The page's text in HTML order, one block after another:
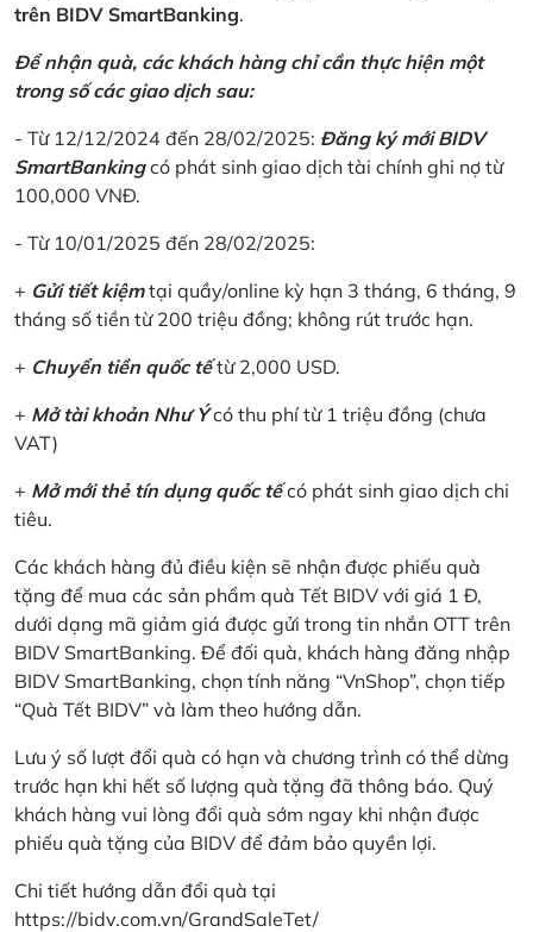
trên BIDV SmartBanking.
Để nhận quà, các khách hàng chỉ cần thực hiện một
trong số các giao dịch sau:
- Từ 12/12/2024 đến 28/02/2025: Đăng ký mới BIDV
SmartBankingcó phát sinh giao dịch tài chính ghi nợ từ
100,000 VNĐ.
- Từ 10/01/2025 đến 28/02/2025:
+ Gửi tiết kiệmtại quầy/online kỳ hạn 3 tháng, 6 tháng, 9
tháng số tiền từ 200 triệu đồng; không rút trước hạn.
+ Chuyển tiền quốc tếtừ 2,000 USD.
+ Mở tài khoản Như Ýcó thu phí từ 1 triệu đồng (chưa
VAT)
+ Mở mới thẻ tín dụng quốc tếcó phát sinh giao dịch chi
tiêu.
Các khách hàng đủ điều kiện sẽ nhận được phiếu quà
tặng để mua các sản phẩm quà Tết BIDV với giá 1 Đ,
dưới dạng mã giảm giá được gửi trong tin nhắn OTT trên
BIDV SmartBanking. Để đối quà, khách hàng đăng nhập
BIDV SmartBanking, chọn tính năng “VnShop”, chọn tiếp
“Quà Tết BIDV” và làm theo hướng dẫn.
Lưu ý số lượt đổi quà có hạn và chương trình có thể dừng
trước hạn khi hết số lượng quà tặng đã thông báo. Quý
khách hàng vui lòng đổi quà sớm ngay khi nhận được
phiếu quà tặng của BIDV để đảm bảo quyền lợi.
Chi tiết hướng dẫn đổi quà tại
https://bidv.com.vn/GrandSaleTet/